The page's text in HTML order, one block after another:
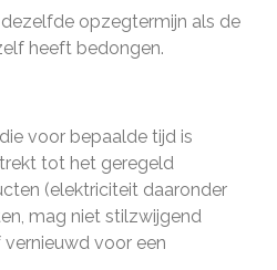
opzegtermijn als de
heeft bedongen.
voor bepaalde tijd is
tot het geregeld
(elektriciteit daaronder
mag niet stilzwijgend
voor een